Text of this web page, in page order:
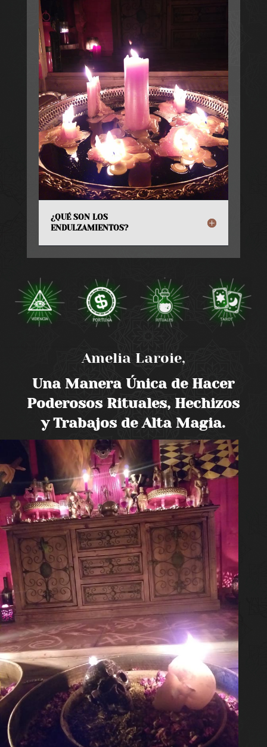
¿QUÉ SON LOS
ENDULZAMIENTOS?
Amelia Laroie,
Una Manera Única de Hacer
Poderosos Rituales, Hechizos
y Trabajos de Alta Magia.